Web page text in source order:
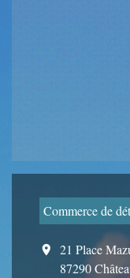
Commerce de
location_on
21 Place
87290